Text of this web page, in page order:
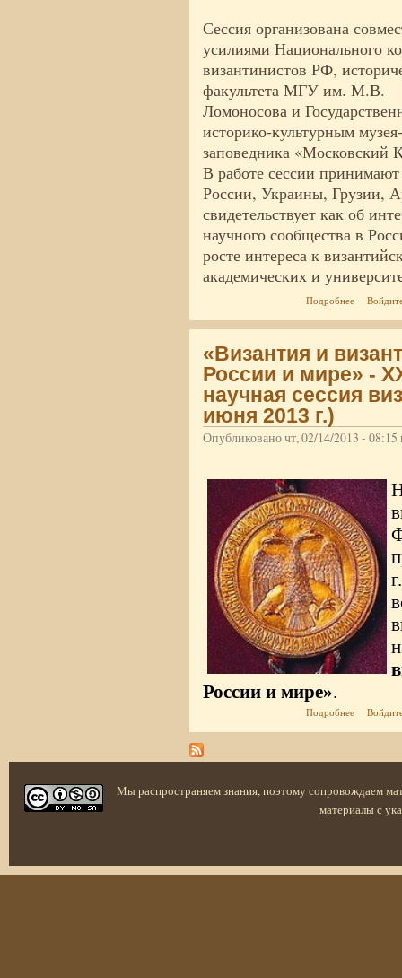
Сессия организована
усилиями Национального
византинистов РФ,
факультета МГУ им. М.В.
Ломоносова и
историко-культурным музея-
заповедника «Московский
В работе сессии
России, Украины, Грузии,
свидетельствует как об
научного сообщества в
росте интереса к
академических и
Подробнее о В
«Византия и
России и мире» -
научная сессия
июня 2013 г.)
Опубликовано чт, 02/14/2013 - 08:15
России и мире».
Подробнее о
Мы распространяем знания, поэтому сопровождаем
материалы с